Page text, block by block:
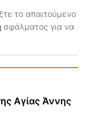
το απαιτούμενο
σφάλματος για να
Αγίας Άννης